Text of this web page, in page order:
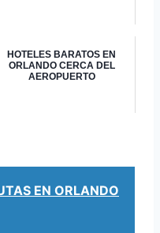
HOTELES BARATOS EN
ORLANDO CERCA DEL
AEROPUERTO
EN ORLANDO